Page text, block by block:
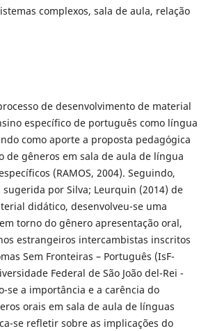
complexos, sala de aula, relação
de desenvolvimento de material
específico de português como língua
como aporte a proposta pedagógica
de gêneros em sala de aula de língua
(RAMOS, 2004). Seguindo,
por Silva; Leurquin (2014) de
didático, desenvolveu-se uma
torno do gênero apresentação oral,
estrangeiros intercambistas inscritos
Sem Fronteiras – Português (IsF-
Federal de São João del-Rei -
se a importância e a carência do
orais em sala de aula de línguas
se refletir sobre as implicações do